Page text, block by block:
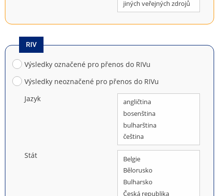
RIV
Výsledky označené pro přenos do RIVu
Výsledky neoznačené pro přenos do RIVu
Jazyk
Stát